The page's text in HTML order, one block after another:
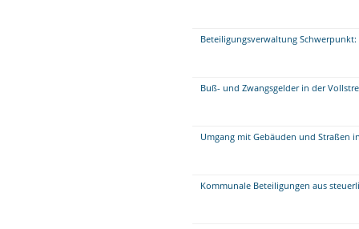
Beteiligungsverwaltung
Buß- und Zwangsgelder in der
Umgang mit Gebäuden und Straßen
Kommunale Beteiligungen aus